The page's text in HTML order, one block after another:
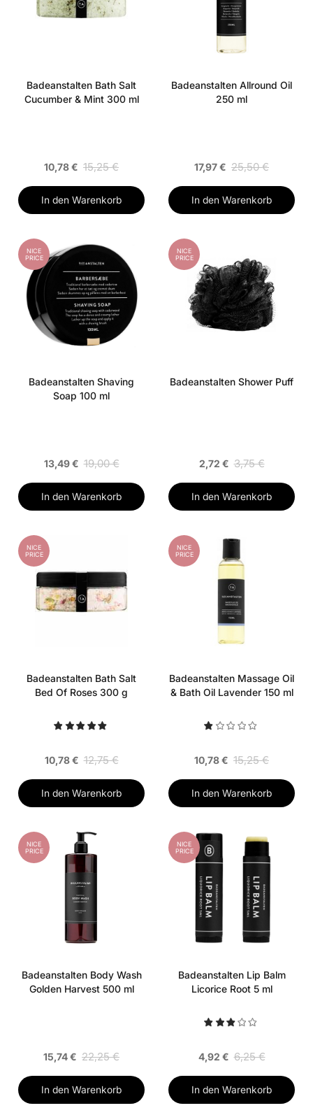
Badeanstalten Bath Salt
Cucumber & Mint 300 ml
10,78 € 15,25 €
In den Warenkorb
Badeanstalten Allround Oil
250 ml
17,97 € 25,50 €
In den Warenkorb
NICE
PRICE
Badeanstalten Shaving
Soap 100 ml
13,49 € 19,00 €
In den Warenkorb
NICE
PRICE
Badeanstalten Shower Puff
2,72 € 3,75 €
In den Warenkorb
NICE
PRICE
Badeanstalten Bath Salt
Bed Of Roses 300 g
10,78 € 12,75 €
In den Warenkorb
NICE
PRICE
Badeanstalten Massage Oil
& Bath Oil Lavender 150 ml
10,78 € 15,25 €
In den Warenkorb
NICE
PRICE
Badeanstalten Body Wash
Golden Harvest 500 ml
15,74 € 22,25 €
In den Warenkorb
NICE
PRICE
Badeanstalten Lip Balm
Licorice Root 5 ml
4,92 € 6,25 €
In den Warenkorb